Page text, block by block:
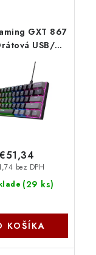
GXT 867
USB/US
Černá 24882
(29 ks)
bez DPH
€51,34
KOŠÍKA